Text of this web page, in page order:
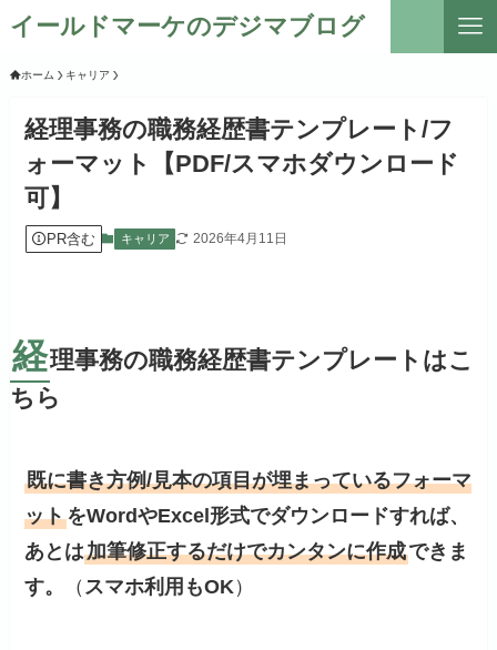
イールドマーケのデジマブログ
ホーム キャリア
経理事務の職務経歴書テンプレート/フ
ォーマット【PDF/スマホダウンロード
可】
PR含む キャリア 2026年4月11日
経理事務の職務経歴書テンプレートはこ
ちら
既に書き方例/見本の項目が埋まっているフォーマ
ットをWordやExcel形式でダウンロードすれば、
あとは加筆修正するだけでカンタンに作成できま
す。
（ スマホ利用もOK）